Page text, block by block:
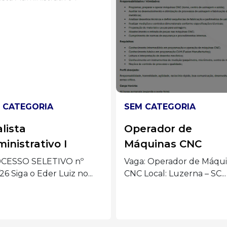
CATEGORIA
de
CNC
Operador de Máquinas
Local: Luzerna – SC...
SEM CATEGORIA
Analista de
– Joaçaba
Quem somos: Nós somos
Inovadora. Uma das